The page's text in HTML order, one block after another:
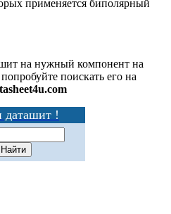
применяется биполярный
на нужный компонент на
поискать его на
даташит !